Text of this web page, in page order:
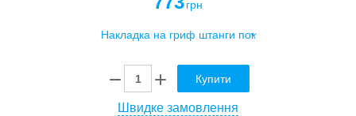
грн
Купити
Швидке замовлення